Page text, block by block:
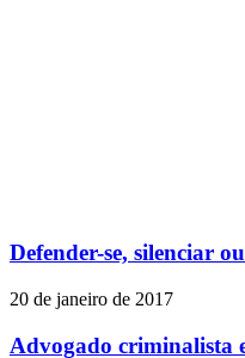
Defender-se, silenciar
20 de janeiro de 2017
Advogado criminalista